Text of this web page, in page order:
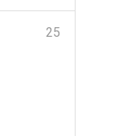
25